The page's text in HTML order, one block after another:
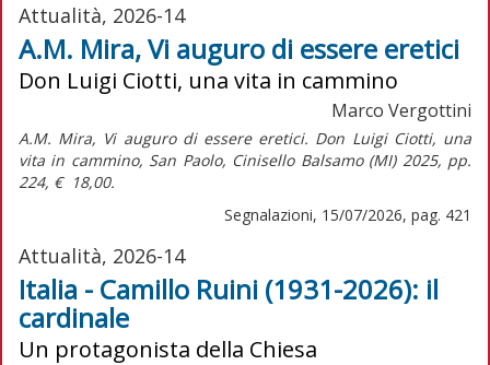
Attualità, 2026-14
A.M. Mira, Vi auguro di essere eretici
Don Luigi Ciotti, una vita in cammino
Marco Vergottini
A.M. Mira, Vi auguro di essere eretici. Don Luigi Ciotti, una
vita in cammino, San Paolo, Cinisello Balsamo (MI) 2025, pp.
224, € 18,00.
Segnalazioni, 15/07/2026, pag. 421
Attualità, 2026-14
Italia - Camillo Ruini (1931-2026): il
cardinale
Un protagonista della Chiesa